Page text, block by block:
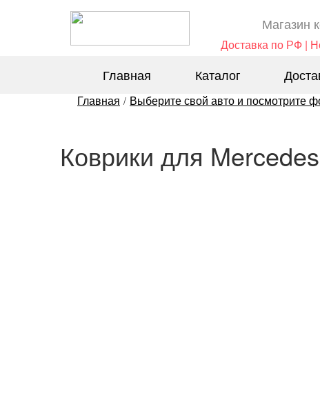
Магазин
Доставка по РФ |
Главная
Каталог
Главная / Выберите свой авто и посмотрите
Коврики для